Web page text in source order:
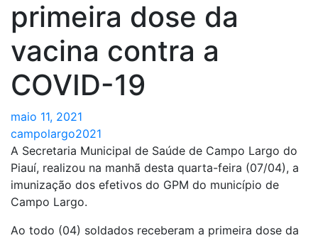
primeira dose da
vacina contra a
COVID-19
maio 11, 2021
campolargo2021
A Secretaria Municipal de Saúde de Campo Largo do
Piauí, realizou na manhã desta quarta-feira (07/04), a
imunização dos efetivos do GPM do município de
Campo Largo.
Ao todo (04) soldados receberam a primeira dose da